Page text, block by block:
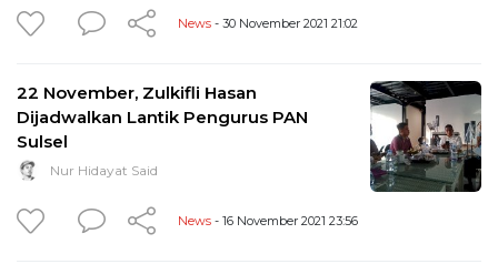
News - 30 November 2021 21:02
22 November, Zulkifli Hasan
Dijadwalkan Lantik Pengurus PAN
Sulsel
Nur Hidayat Said
News - 16 November 2021 23:56